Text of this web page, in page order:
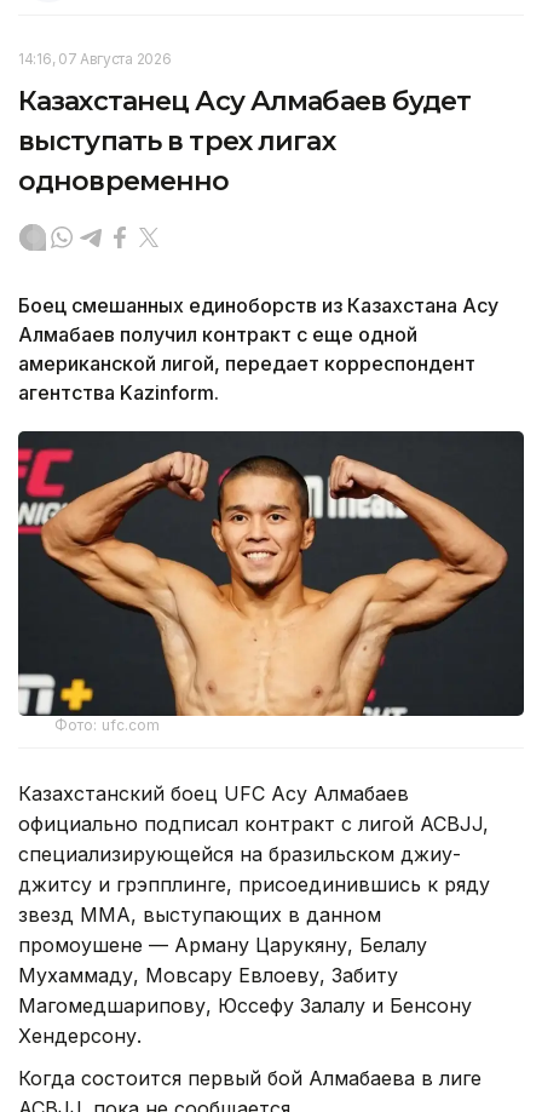
14:16, 07 Августа 2026
Казахстанец Асу Алмабаев будет
выступать в трех лигах
одновременно
Боец смешанных единоборств из Казахстана Асу
Алмабаев получил контракт с еще одной
американской лигой, передает корреспондент
агентства Kazinform.
Фото: ufc.com
Казахстанский боец UFC Асу Алмабаев
официально подписал контракт с лигой ACBJJ,
специализирующейся на бразильском джиу-
джитсу и грэпплинге, присоединившись к ряду
звезд ММА, выступающих в данном
промоушене — Арману Царукяну, Белалу
Мухаммаду, Мовсару Евлоеву, Забиту
Магомедшарипову, Юссефу Залалу и Бенсону
Хендерсону.
Когда состоится первый бой Алмабаева в лиге